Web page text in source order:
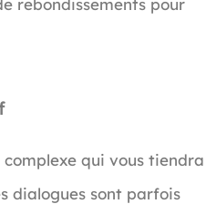
rebondissements pour
qui vous tiendra
dialogues sont parfois